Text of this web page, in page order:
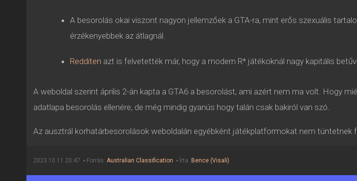
A besorolás okai viszont nagyon jellemzőek a GTA-ra, mint erős szexuális
érzékenyebbek az átlagnál.
Redditen azt is felvetették már, hogy a modern R* játékoknál nagy kapitális
A weboldal szerint április 2-án kapta a GTA6 a besorolást, ami azért nem ma volt. Hogy
adatlapa besorolás ellenére, de még mindig gyanús hogy talán csak bakiról van szó.
Az ausztrál korhatárbesorolások weboldalán egyébként játékplatformokat nem tüntetnek
2023.10.11 20:47 ▪ Forrás: Australian Classification ▪ Írta: Bence (Visali)